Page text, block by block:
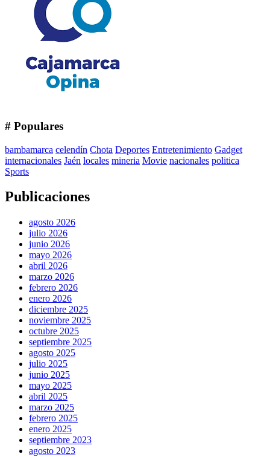
# Populares
bambamarca celendín Chota Deportes Entretenimiento Gadget
internacionales Jaén locales mineria Movie nacionales politica
Sports
Publicaciones
agosto 2026
julio 2026
junio 2026
mayo 2026
abril 2026
marzo 2026
febrero 2026
enero 2026
diciembre 2025
noviembre 2025
octubre 2025
septiembre 2025
agosto 2025
julio 2025
junio 2025
mayo 2025
abril 2025
marzo 2025
febrero 2025
enero 2025
septiembre 2023
agosto 2023